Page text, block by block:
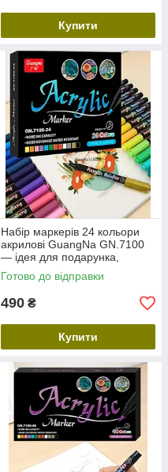
Купити
Набір маркерів 24 кольори
акрилові GuangNa GN.7100
— ідея для подарунка,
творчий набір
Готово до відправки
490 ₴
Купити